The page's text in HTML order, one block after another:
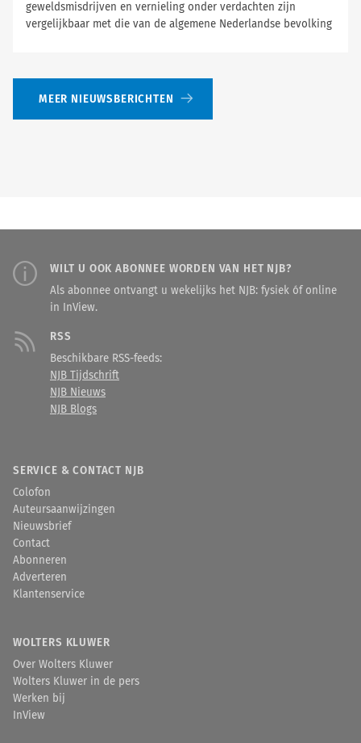
geweldsmisdrijven en vernieling onder verdachten zijn
vergelijkbaar met die van de algemene Nederlandse bevolking
MEER NIEUWSBERICHTEN
WILT U OOK ABONNEE WORDEN VAN HET NJB?
Als abonnee ontvangt u wekelijks het NJB: fysiek óf online
in InView.
RSS
Beschikbare RSS-feeds:
NJB Tijdschrift
NJB Nieuws
NJB Blogs
SERVICE & CONTACT NJB
Colofon
Auteursaanwijzingen
Nieuwsbrief
Contact
Abonneren
Adverteren
Klantenservice
WOLTERS KLUWER
Over Wolters Kluwer
Wolters Kluwer in de pers
Werken bij
InView